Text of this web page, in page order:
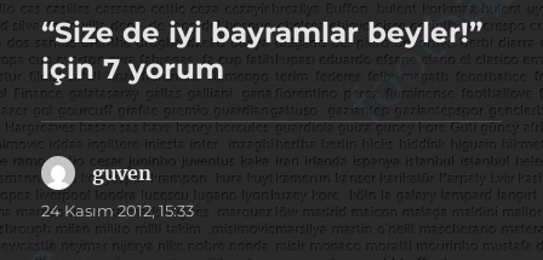
“Size de iyi bayramlar beyler!”
için 7 yorum
guvendedi
ki:
24 Kasım 2012, 15:33